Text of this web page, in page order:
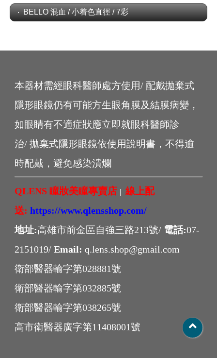
BELLO 混血 / 小着色直徑 / 7彩
本器材需經眼科醫師處方使用/ 配戴拋棄式
隱形眼鏡仍有可能方生眼角膜及結膜病變，
如眼睛有不適症狀應立即就眼科醫師診
治/ 拋棄式隱形眼鏡依使用說明書，不得逾
時配戴，避免感染潰爛
QLENS 瞳妝美瞳專賣店 | 線上配
送: https://www.qlensshop.com/
地址:高雄市前金區自強三路213號/ 電話:07-
2151019/ Email: q.lens.shop@gmail.com
衛部醫器輸字第028881號
衛部醫器輸字第032885號
衛部醫器輸字第038265號
高市衛醫器廣字第11408001號